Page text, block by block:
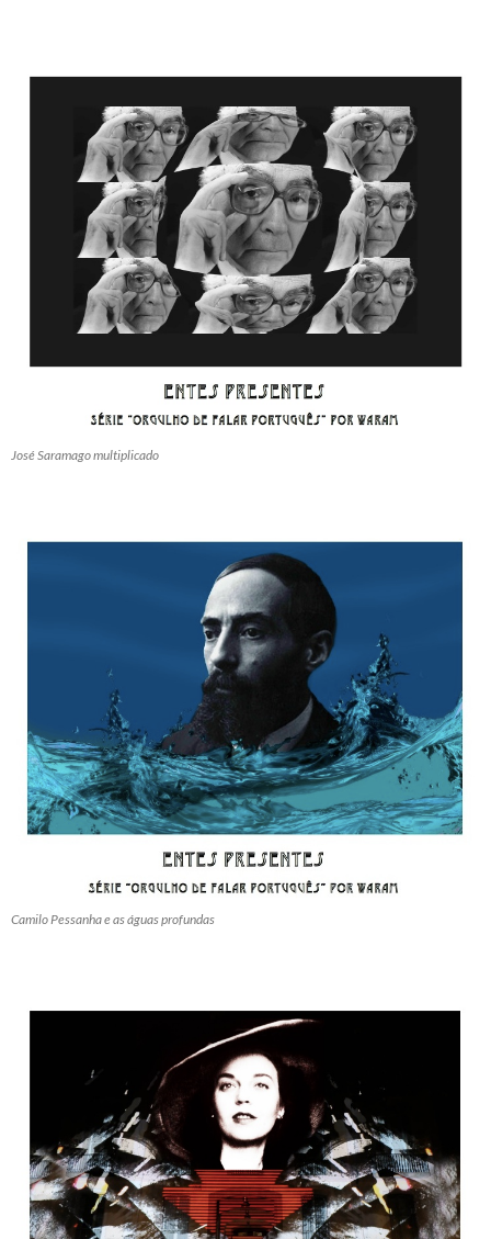
José Saramago multiplicado
Camilo Pessanha e as águas profundas